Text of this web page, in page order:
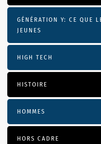
GÉNÉRATION Y: CE QUE
JEUNES
HIGH TECH
HISTOIRE
HOMMES
HORS CADRE